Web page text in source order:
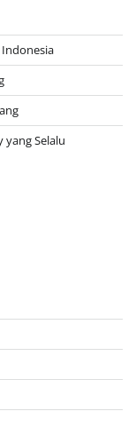
Indonesia
yang Selalu